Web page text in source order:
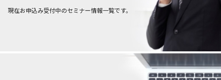
現在お申込み受付中のセミナー情報一覧です。